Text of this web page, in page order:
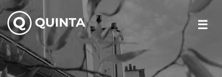
to
content